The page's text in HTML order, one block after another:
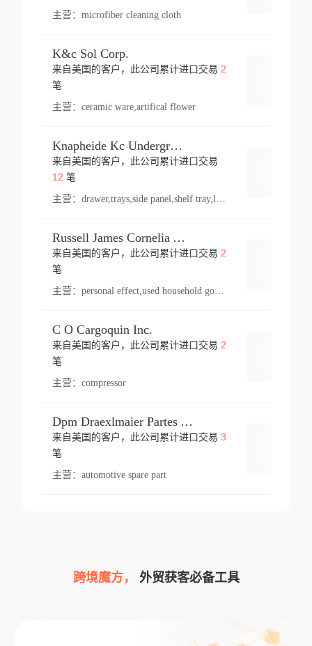
主营： microfiber cleaning cloth
K&c Sol Corp.
来自美国的客户，此公司累计进口交易 2
笔
主营： ceramic ware,artifical flower
Knapheide Kc Underground
来自美国的客户，此公司累计进口交易
12 笔
主营：
Russell James Cornelia Arlington Va
来自美国的客户，此公司累计进口交易 2
笔
主营： personal effect,used household goods
C O Cargoquin Inc.
来自美国的客户，此公司累计进口交易 2
笔
主营： compressor
Dpm Draexlmaier Partes Automotrices Corr Ind Huejotzingo
来自美国的客户，此公司累计进口交易 3
笔
主营： automotive spare part
跨境魔方， 外贸获客必备工具